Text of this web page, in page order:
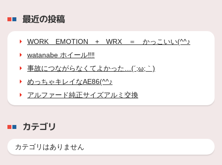
最近の投稿
WORK EMOTION + WRX ＝ かっこいい(^^♪
watanabe ホイール‼‼
事故につながらなくてよかった…(´;ω;｀)
めっちゃキレイなAE86(^^♪
アルファード純正サイズアルミ交換
カテゴリ
カテゴリはありません